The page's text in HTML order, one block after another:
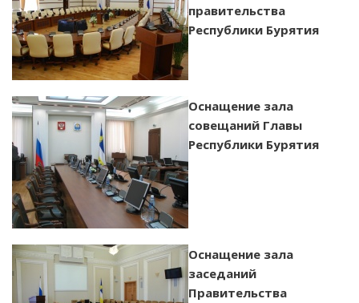
правительства
Республики Бурятия
Оснащение зала
совещаний Главы
Республики Бурятия
Оснащение зала
заседаний
Правительства